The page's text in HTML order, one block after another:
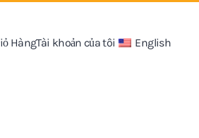
HàngTài khoản của tôi English